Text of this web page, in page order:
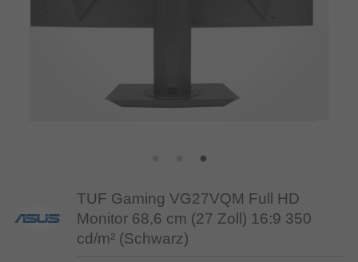
TUF Gaming VG27VQM Full HD
Monitor 68,6 cm (27 Zoll) 16:9 350
cd/m² (Schwarz)